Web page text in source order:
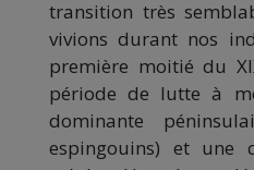
transition très
vivions durant nos
première moitié du
période de lutte à
dominante
espingouins) et une